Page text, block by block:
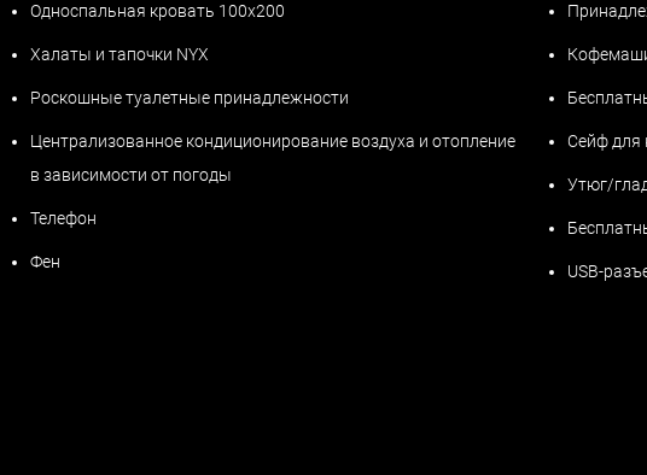
Односпальная кровать 100x200
Халаты и тапочки NYX
Роскошные туалетные принадлежности
Централизованное кондиционирование воздуха и отопление
в зависимости от погоды
Телефон
Фен
Сейф для
Утюг/
USB-